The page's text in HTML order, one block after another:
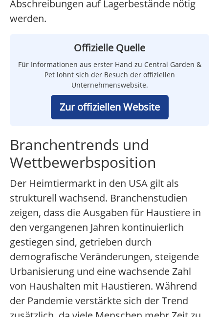
Abschreibungen auf Lagerbestände nötig
werden.
Offizielle Quelle
Für Informationen aus erster Hand zu Central Garden &
Pet lohnt sich der Besuch der offiziellen
Unternehmenswebsite.
Zur offiziellen Website
Branchentrends und
Wettbewerbsposition
Der Heimtiermarkt in den USA gilt als
strukturell wachsend. Branchenstudien
zeigen, dass die Ausgaben für Haustiere in
den vergangenen Jahren kontinuierlich
gestiegen sind, getrieben durch
demografische Veränderungen, steigende
Urbanisierung und eine wachsende Zahl
von Haushalten mit Haustieren. Während
der Pandemie verstärkte sich der Trend